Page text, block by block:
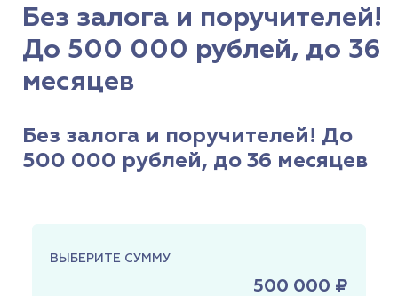
Без залога и поручителей!
До 500 000 рублей, до 36
месяцев
Без залога и поручителей! До
500 000 рублей, до 36 месяцев
ВЫБЕРИТЕ СУММУ
500 000 ₽